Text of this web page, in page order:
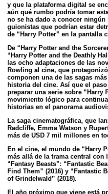
y que la plataforma digital se
aún qué rumbo podría tomar
no se ha dado a conocer ningún
guionistas que podrían estar
de “Harry Potter” en la pantalla
De “Harry Potter and the
“Harry Potter and the Deathly
las ocho adaptaciones de las
Rowling al cine, que
componen una de las sagas
historia del cine. Así que el paso
preparar una serie sobre “Harry
movimiento lógico para
historias en el panorama
La saga cinematográfica, que
Radcliffe, Emma Watson y
más de USD 7 mil millones en
En el cine, el mundo de “Harry
más allá de la trama central con
“Fantasy Beasts”: “Fantastic
Find Them” (2016) y “Fantastic
of Grindelwald” (2018).
El año próximo que viene está